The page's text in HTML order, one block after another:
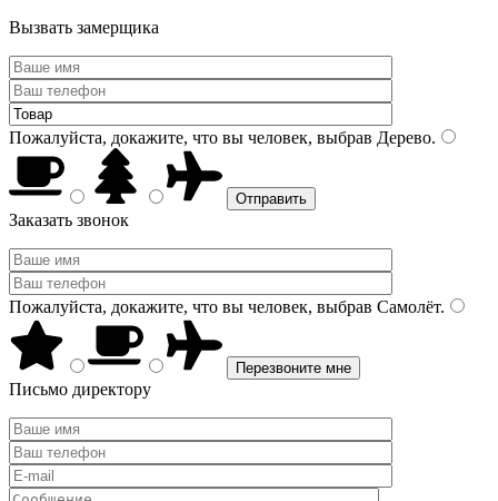
Вызвать замерщика
Пожалуйста, докажите, что вы человек, выбрав Дерево.
Заказать звонок
Пожалуйста, докажите, что вы человек, выбрав Самолёт.
Письмо директору